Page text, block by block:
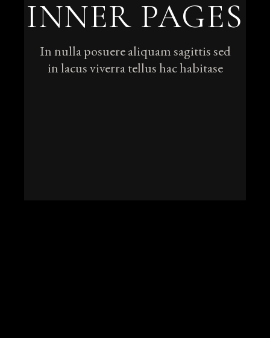
INNER PAGES
In nulla posuere aliquam sagittis sed
in lacus viverra tellus hac habitase